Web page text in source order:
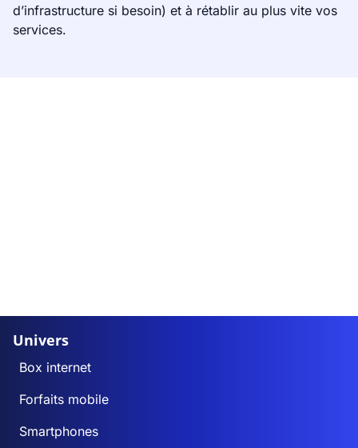
d’infrastructure si besoin) et à rétablir au plus vite vos
services.
Univers
Box internet
Forfaits mobile
Smartphones